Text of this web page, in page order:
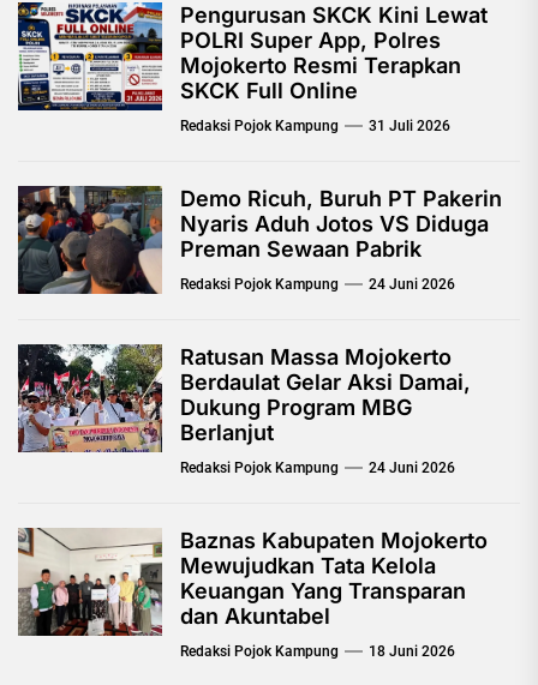
Pengurusan SKCK Kini Lewat
POLRI Super App, Polres
Mojokerto Resmi Terapkan
SKCK Full Online
Redaksi Pojok Kampung 31 Juli 2026
Demo Ricuh, Buruh PT Pakerin
Nyaris Aduh Jotos VS Diduga
Preman Sewaan Pabrik
Redaksi Pojok Kampung 24 Juni 2026
Ratusan Massa Mojokerto
Berdaulat Gelar Aksi Damai,
Dukung Program MBG
Berlanjut
Redaksi Pojok Kampung 24 Juni 2026
Baznas Kabupaten Mojokerto
Mewujudkan Tata Kelola
Keuangan Yang Transparan
dan Akuntabel
Redaksi Pojok Kampung 18 Juni 2026